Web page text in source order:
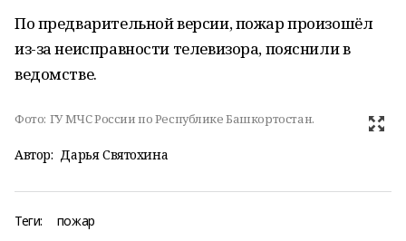
По предварительной версии, пожар произошёл
из-за неисправности телевизора, пояснили в
ведомстве.
Фото: ГУ МЧС России по Республике Башкортостан.
Автор: Дарья Святохина
Теги: пожар